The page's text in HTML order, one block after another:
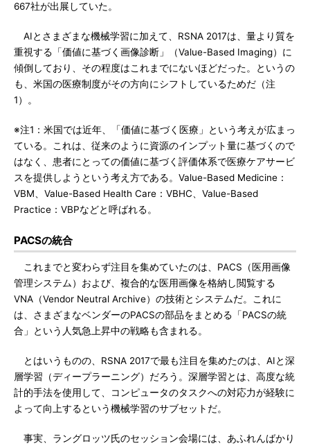
667社が出展していた。
AIとさまざまな機械学習に加えて、RSNA 2017は、量より質を
重視する「価値に基づく画像診断」（Value-Based Imaging）に
傾倒しており、その程度はこれまでにないほどだった。というの
も、米国の医療制度がその方向にシフトしているためだ（注
1）。
※注1：米国では近年、「価値に基づく医療」という考えが広まっ
ている。これは、従来のように資源のインプット量に基づくので
はなく、患者にとっての価値に基づく評価体系で医療ケアサービ
スを提供しようという考え方である。Value-Based Medicine：
VBM、Value-Based Health Care：VBHC、Value-Based
Practice：VBPなどと呼ばれる。
PACSの統合
これまでと変わらず注目を集めていたのは、PACS（医用画像
管理システム）および、複合的な医用画像を格納し閲覧する
VNA（Vendor Neutral Archive）の技術とシステムだ。これに
は、さまざまなベンダーのPACSの部品をまとめる「PACSの統
合」という人気急上昇中の戦略も含まれる。
とはいうものの、RSNA 2017で最も注目を集めたのは、AIと深
層学習（ディープラーニング）だろう。深層学習とは、高度な統
計的手法を使用して、コンピュータのタスクへの対応力が経験に
よって向上するという機械学習のサブセットだ。
事実、ラングロッツ氏のセッション会場には、あふれんばかり